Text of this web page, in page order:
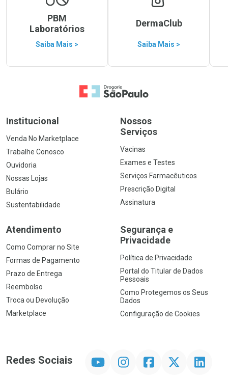
PBM
Laboratórios
Saiba Mais >
DermaClub
Saiba Mais >
Ir para a Home
Institucional
Venda No Marketplace
Trabalhe Conosco
Ouvidoria
Nossas Lojas
Bulário
Sustentabilidade
Nossos
Serviços
Vacinas
Exames e Testes
Serviços Farmacêuticos
Prescrição Digital
Assinatura
Atendimento
Como Comprar no Site
Formas de Pagamento
Prazo de Entrega
Reembolso
Troca ou Devolução
Marketplace
Segurança e
Privacidade
Política de Privacidade
Portal do Titular de Dados
Pessoais
Como Protegemos os Seus
Dados
Configuração de Cookies
Redes Sociais InstagramFacebookTwitter Linkedin